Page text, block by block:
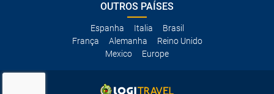
OUTROS PAÍSES
Espanha Italia
Brasil
França
Alemanha
Reino Unido
Mexico
Europe